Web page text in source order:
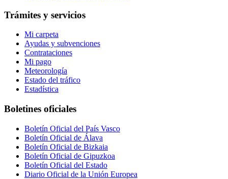
Trámites y servicios
Mi carpeta
Ayudas y subvenciones
Contrataciones
Mi pago
Meteorología
Estado del tráfico
Estadística
Boletines oficiales
Boletín Oficial del País Vasco
Boletín Oficial de Álava
Boletín Oficial de Bizkaia
Boletín Oficial de Gipuzkoa
Boletín Oficial del Estado
Diario Oficial de la Unión Europea